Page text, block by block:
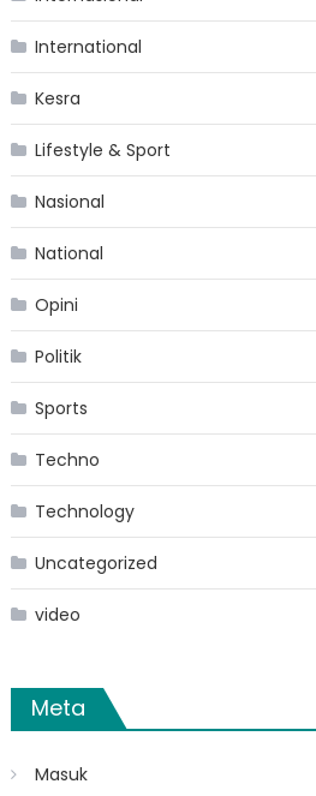
International
Kesra
Lifestyle & Sport
Nasional
National
Opini
Politik
Sports
Techno
Technology
Uncategorized
video
Meta
Masuk